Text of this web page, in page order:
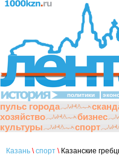
политики
пульс города
хозяйство
бизнес
культуры
спорт
Казань \ спорт \Казанские